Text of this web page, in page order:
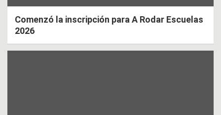
Comenzó la inscripción para A Rodar Escuelas
2026